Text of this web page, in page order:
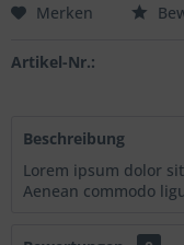
Merken
Artikel-Nr.:
Beschreibung
Lorem ipsum dolor
Aenean commodo